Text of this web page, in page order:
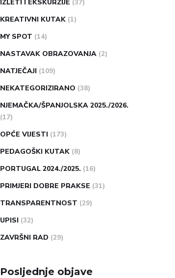
IZLETI I EKSKURZIJE (37)
KREATIVNI KUTAK (1)
MY SPOT (14)
NASTAVAK OBRAZOVANJA (2)
NATJEČAJI (109)
NEKATEGORIZIRANO (38)
NJEMAČKA/ŠPANJOLSKA 2025./2026.
(17)
OPĆE VIJESTI (173)
PEDAGOŠKI KUTAK (8)
PORTUGAL 2024./2025. (16)
PRIMJERI DOBRE PRAKSE (31)
TRANSPARENTNOST (29)
UPISI (32)
ZAVRŠNI RAD (29)
Posljednje objave